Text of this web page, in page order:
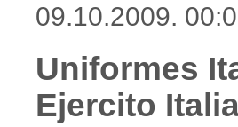
09.10.2009.
Uniformes
Ejercito